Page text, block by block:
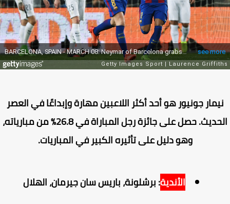
جونيور هو أحد أكثر اللاعبين مهارة وإبداعًا في العصر
الحديث. حصل على جائزة رجل المباراة في 26.8% من مبارياته،
وهو دليل على تأثيره الكبير في المباريات.
الأندية: برشلونة، باريس سان جيرمان، الهلال